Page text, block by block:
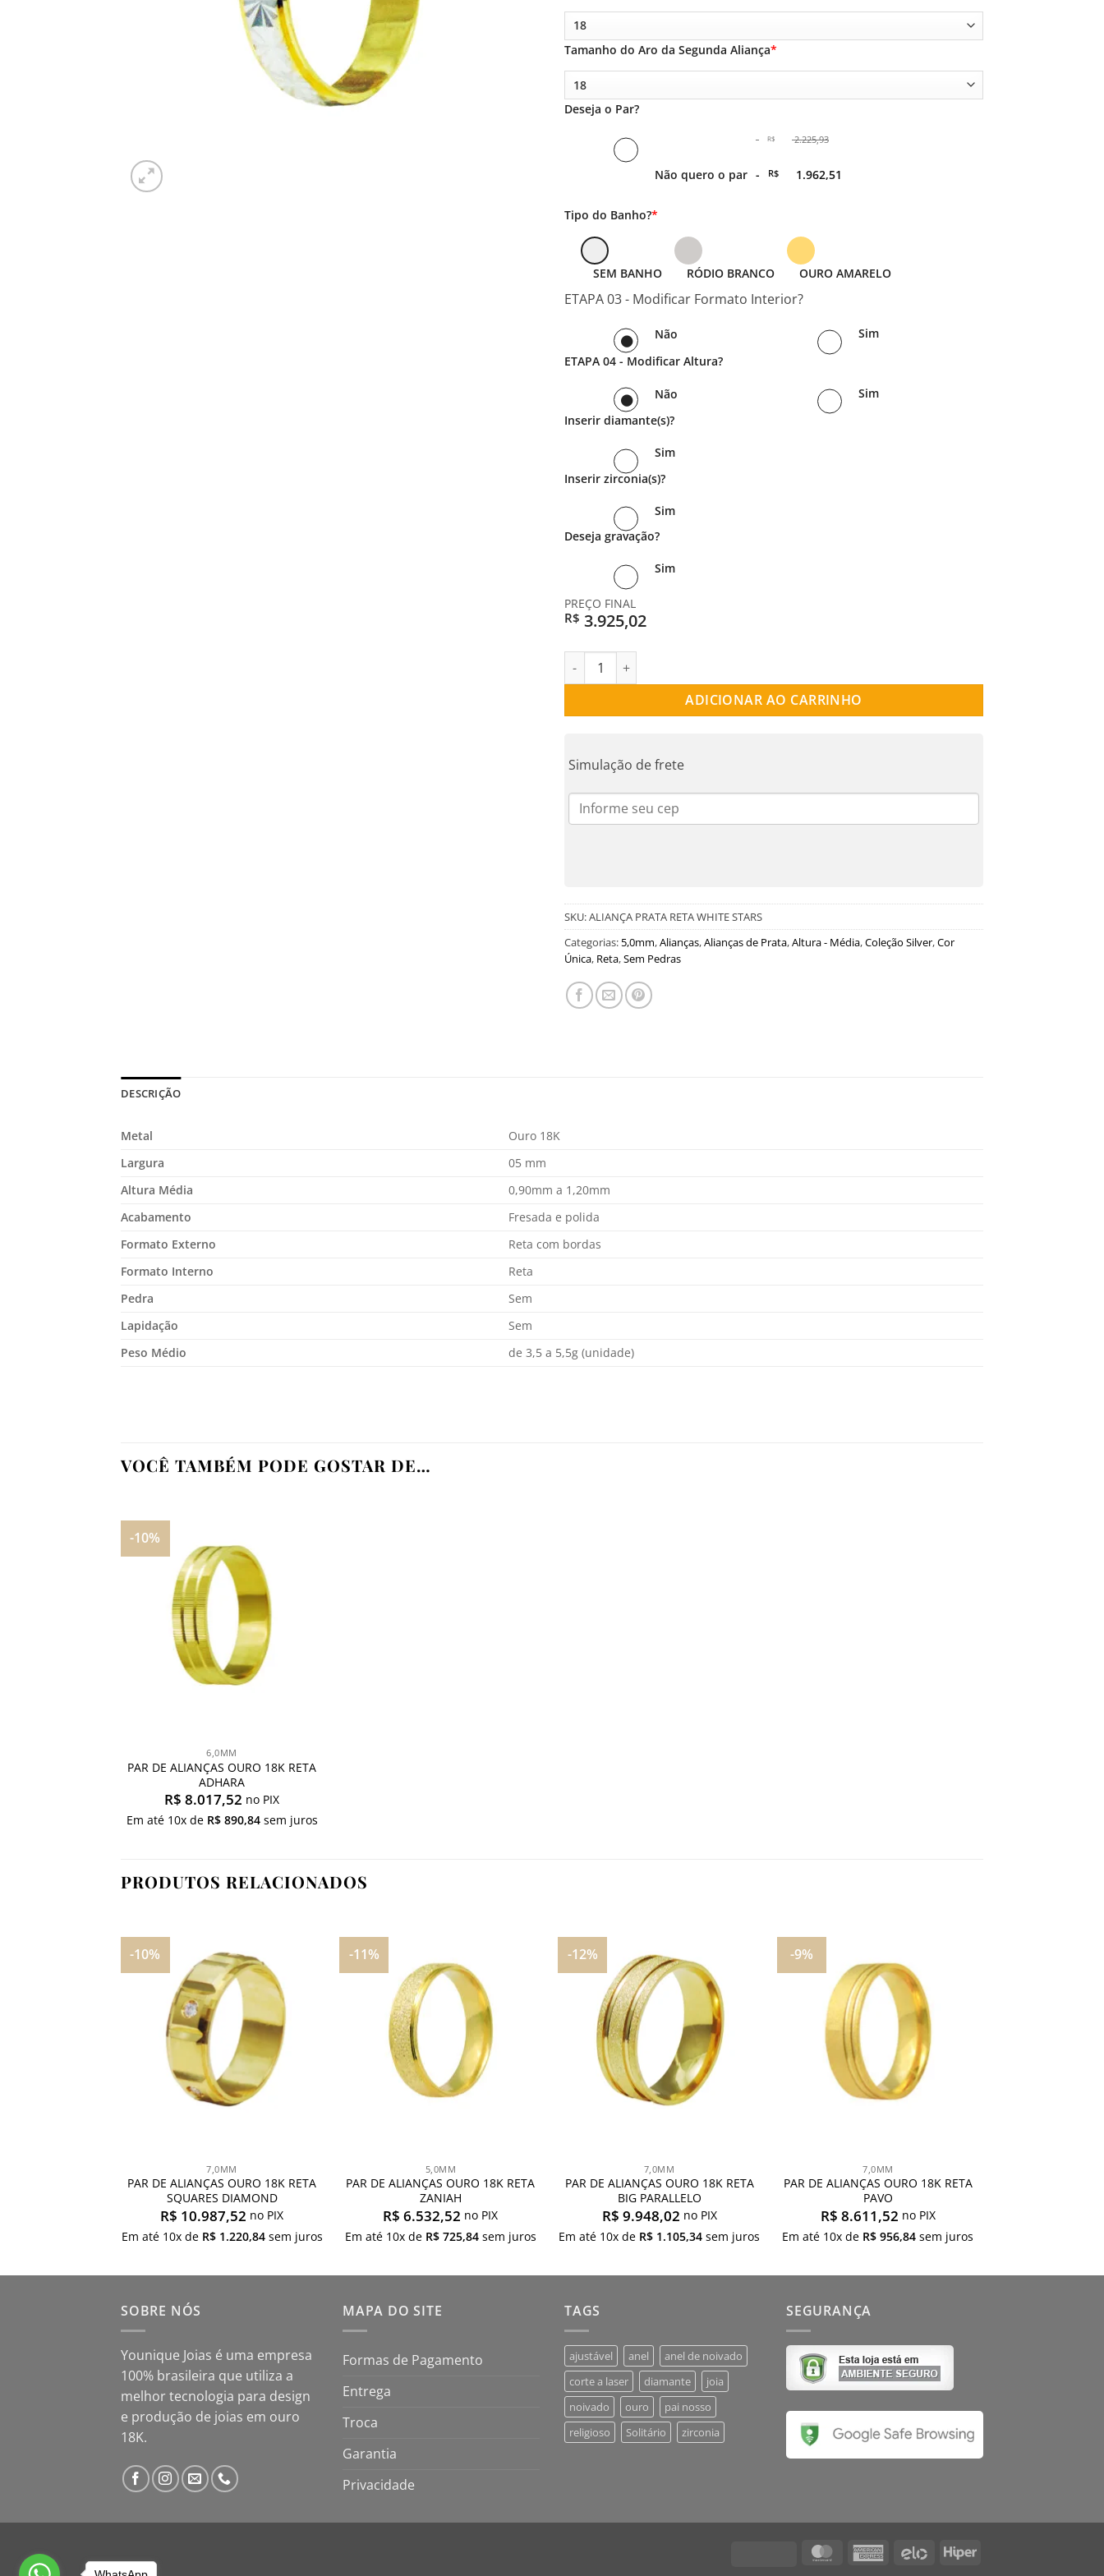
*
Tamanho do Aro da Segunda Aliança
Deseja o Par?
Não quero o par
- R$ 2.225,93
O
- R$ 1.962,51
R$ 1.962,51.
*
Tipo do Banho?
SEM BANHO RÓDIO BRANCO OURO AMARELO
ETAPA 03 - Modificar Formato Interior?
Não
Sim
ETAPA 04 - Modificar Altura?
Não
Sim
Inserir diamante(s)?
Sim
Inserir zirconia(s)?
Sim
Deseja gravação?
Sim
PREÇO FINAL
R$ 3.925,02
ALIANÇA PRATA RETA WHITE STARS quantidade
ADICIONAR AO CARRINHO
Simulação de frete
SKU:ALIANÇA PRATA RETA WHITE STARS
Categorias: 5,0mm,Alianças,Alianças de Prata,Altura - Média,Coleção Silver,Cor
Única, Reta,Sem Pedras
DESCRIÇÃO
Metal
Ouro 18K
Largura
05 mm
Altura Média
0,90mm a 1,20mm
Acabamento
Fresada e polida
Formato Externo
Reta com bordas
Formato Interno
Reta
Pedra
Sem
Lapidação
Sem
Peso Médio
de 3,5 a 5,5g (unidade)
VOCÊ TAMBÉM PODE GOSTAR DE…
-10%
6,0MM
PAR DE ALIANÇAS OURO 18K RETA
ADHARA
R$ 8.017,52 no PIX
Em até 10x de R$890,84sem juros
PRODUTOS RELACIONADOS
-10%
meus
desejos
7,0MM
PAR DE ALIANÇAS OURO 18K RETA
SQUARES DIAMOND
R$ 10.987,52 no PIX
Em até 10x de R$1.220,84sem juros
-11%
5,0MM
PAR DE ALIANÇAS OURO 18K RETA
ZANIAH
R$ 6.532,52 no PIX
Em até 10x de R$725,84sem juros
-12%
meus
desejos
7,0MM
PAR DE ALIANÇAS OURO 18K RETA
BIG PARALLELO
R$ 9.948,02 no PIX
Em até 10x de R$ 1.105,34 sem juros
-9%
7,0MM
PAR DE ALIANÇAS OURO 18K RETA
PAVO
R$ 8.611,52 no PIX
Em até 10x de R$ 956,84 sem juros
SOBRE NÓS
Younique Joias é uma empresa
100% brasileira que utiliza a
melhor tecnologia para design
e produção de joias em ouro
18K.
MAPA DO SITE
Formas de Pagamento
Entrega
Troca
Garantia
Privacidade
TAGS
ajustável anel
anel de noivado
corte a laser
diamante
joia
noivado
ouro
pai nosso
religioso
Solitário zirconia
SEGURANÇA
MasterCardAmerican Elo Hiper